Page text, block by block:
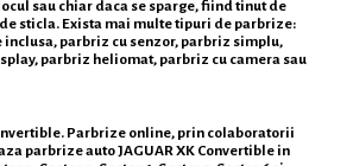
sau chiar daca se sparge, fiind tinut de
sticla. Exista mai multe tipuri de parbrize:
parbriz cu senzor, parbriz simplu,
parbriz heliomat, parbriz cu camera sau
Parbrize online, prin colaboratorii
parbrize auto JAGUAR XK Convertible in